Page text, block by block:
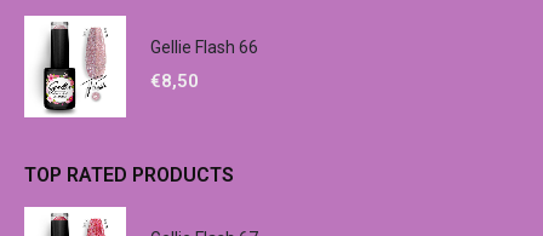
Gellie Flash 66
€8,50
TOP RATED PRODUCTS